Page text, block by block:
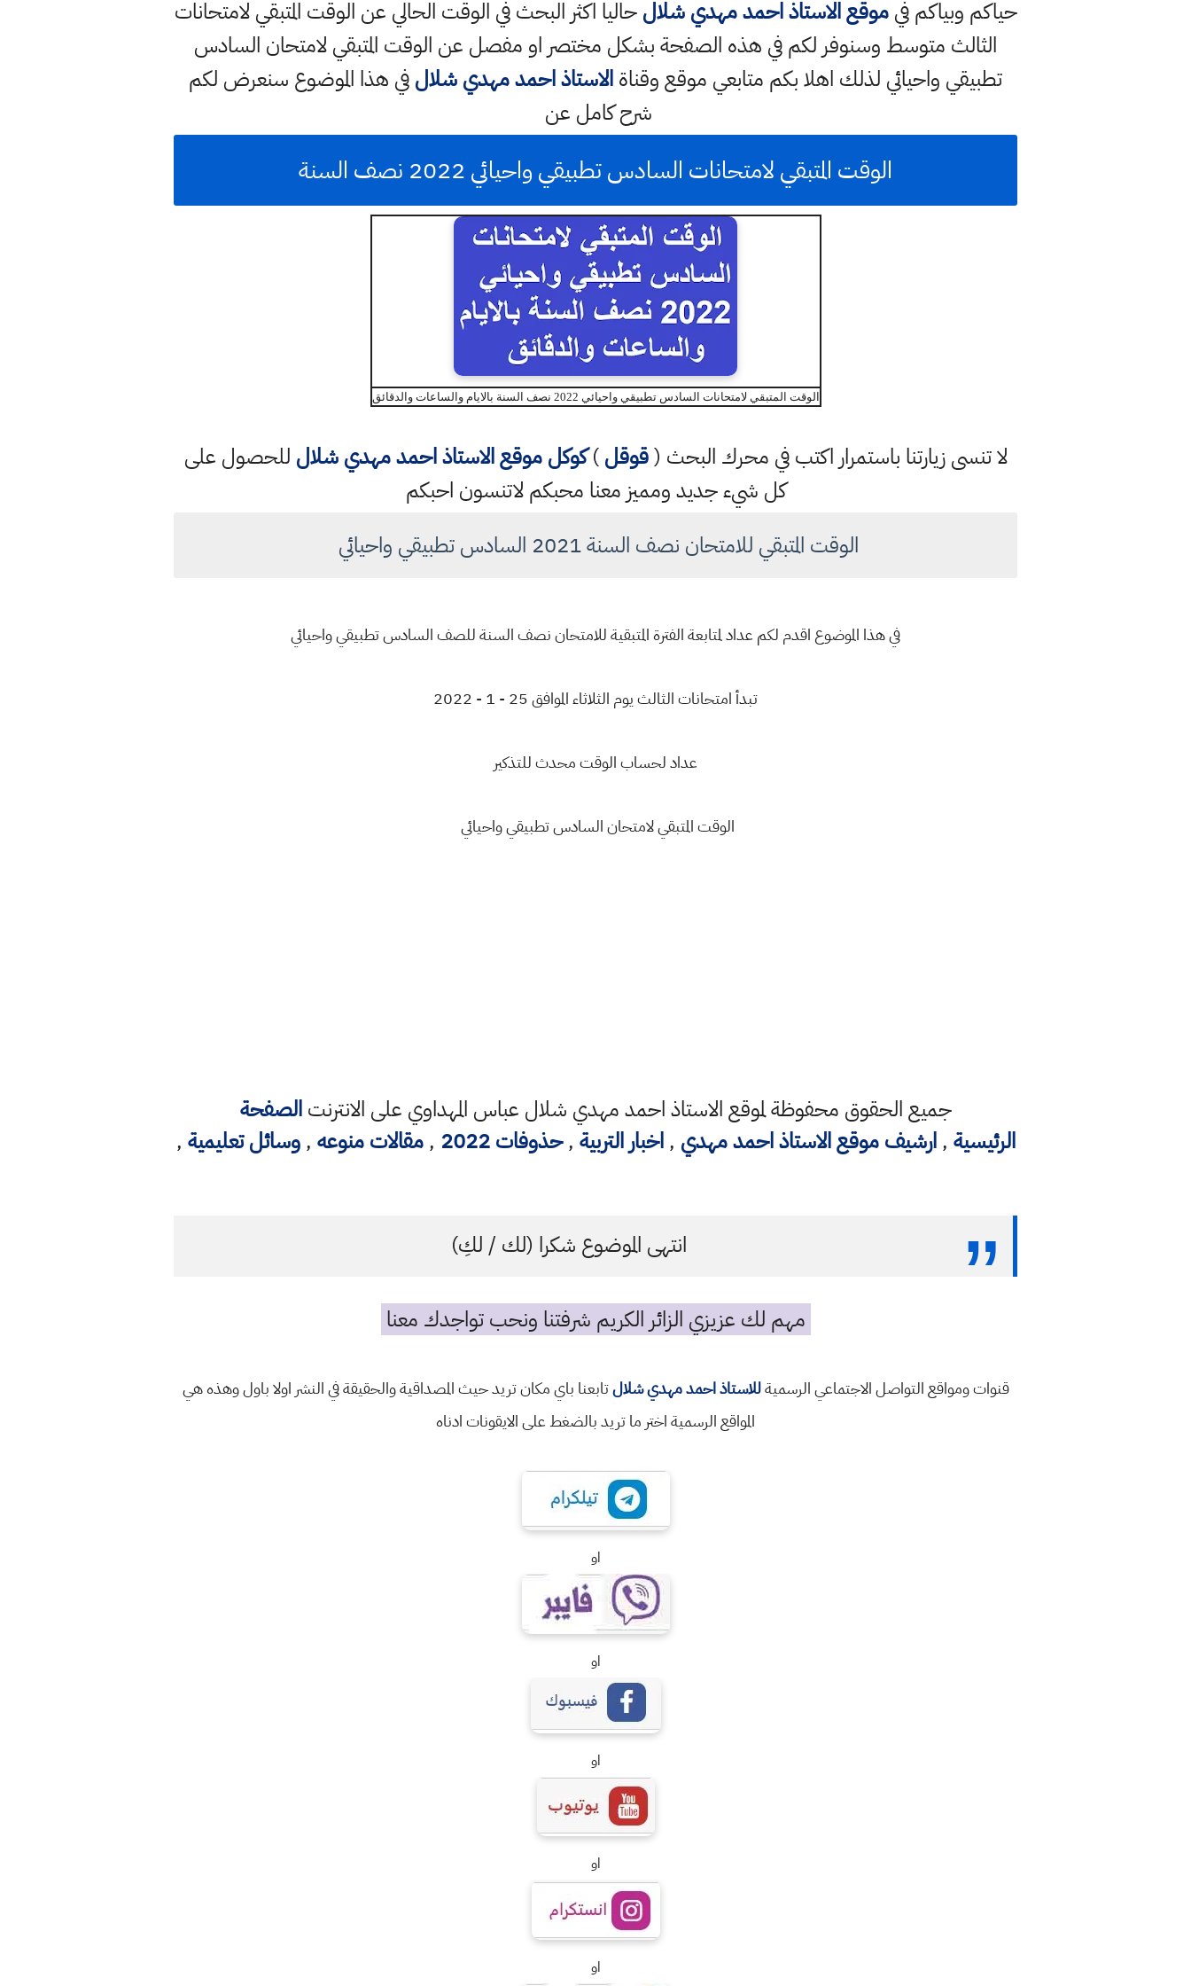
حياكم وبياكم فيموقع الاستاذ احمد مهدي شلالحاليا اكثر البحث في الوقت الحالي عن الوقت المتبقي لامتحانات
الثالث متوسط وسنوفر لكم في هذه الصفحة بشكل مختصر او مفصل عن الوقت المتبقي لامتحان السادس
تطبيقي واحيائي لذلك اهلا بكم متابعي موقع وقناةالاستاذ احمد مهدي شلالفي هذا الموضوع سنعرض لكم
شرح كامل عن
الوقت المتبقي لامتحانات السادس تطبيقي واحيائي 2022 نصف السنة
الوقت المتبقي لامتحانات السادس تطبيقي واحيائي 2022 نصف السنة بالايام والساعات والدقائق
لا تنسى زيارتنا باستمرار اكتب في محرك البحث (قوقل)كوكل موقع الاستاذ احمد مهدي شلال للحصول على
كل شيء جديد ومميز معنا محبكم لاتنسون احبكم
الوقت المتبقي للامتحان نصف السنة 2021 السادس تطبيقي واحيائي
في هذا الموضوع اقدم لكم عداد لمتابعة الفترة المتبقية للامتحان نصف السنة للصف السادس تطبيقي واحيائي
تبدأ امتحانات الثالث يوم الثلاثاء الموافق 25 - 1 - 2022
عداد لحساب الوقت محدث للتذكير
الوقت المتبقي لامتحان السادس تطبيقي واحيائي
جميع الحقوق محفوظة لموقع الاستاذ احمد مهدي شلال عباس المهداوي على الانترنتالصفحة
الرئيسية ,ارشيف موقع الاستاذ احمد مهدي ,اخبار التربية ,حذوفات 2022 ,مقالات منوعه ,وسائل تعليمية ,
انتهى الموضوع شكرا (لك / لكِ)
مهم لك عزيزي الزائر الكريم شرفتنا ونحب تواجدك معنا
قنوات ومواقع التواصل الاجتماعي الرسميةللاستاذ احمد مهدي شلالتابعنا باي مكان تريد حيث المصداقية والحقيقة في النشر اولا باول وهذه هي
المواقع الرسمية اختر ما تريد بالضغط على الايقونات ادناه
او
او
او
او
او